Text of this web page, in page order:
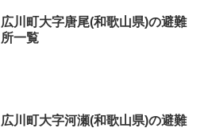
広川町大字唐尾(和歌山県)の避難
所一覧
広川町大字河瀬(和歌山県)の避難